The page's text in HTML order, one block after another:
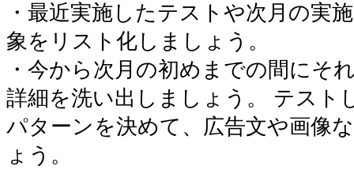
・最近実施したテストや次月の実
象をリスト化しましょう。
・今から次月の初めまでの間にそ
詳細を洗い出しましょう。 テスト
パターンを決めて、広告文や画像
ょう。